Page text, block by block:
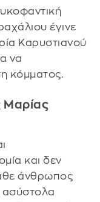
έγινε
Καρυστιανού
να
κόμματος.
Μαρίας
και δεν
άνθρωπος
ασύστολα